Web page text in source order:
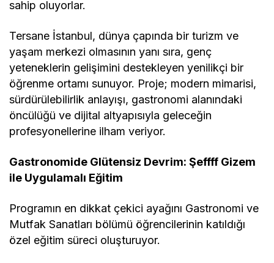
sahip oluyorlar.
Tersane İstanbul, dünya çapında bir turizm ve
yaşam merkezi olmasının yanı sıra, genç
yeteneklerin gelişimini destekleyen yenilikçi bir
öğrenme ortamı sunuyor. Proje; modern mimarisi,
sürdürülebilirlik anlayışı, gastronomi alanındaki
öncülüğü ve dijital altyapısıyla geleceğin
profesyonellerine ilham veriyor.
Gastronomide Glütensiz Devrim: Şeffff Gizem
ile Uygulamalı Eğitim
Programın en dikkat çekici ayağını Gastronomi ve
Mutfak Sanatları bölümü öğrencilerinin katıldığı
özel eğitim süreci oluşturuyor.